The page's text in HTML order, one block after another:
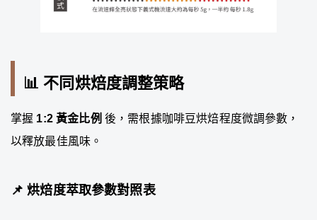
📊 不同烘焙度調整策略
掌握 1:2 黃金比例 後，需根據咖啡豆烘焙程度微調參數，
以釋放最佳風味。
📌 烘焙度萃取參數對照表